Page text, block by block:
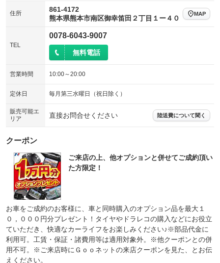
住所
861-4172
熊本県熊本市南区御幸笛田２丁目１ー４０
MAP
TEL
0078-6043-9007
無料電話
営業時間 10:00～20:00
定休日 毎月第三水曜日（祝日除く）
販売可能エ
リア
直接お問合せください 陸送費について聞く
クーポン
ご来店の上、他オプションと併せてご成約頂い
た方限定！
お車をご成約のお客様に、車と同時購入のオプション品を最大１
０，０００円分プレゼント！タイヤやドラレコの購入などにお役立
ていただき、快適なカーライフをお楽しみください♪※部品代金に
利用可。工賃・保証・諸費用等は適用対象外。※他クーポンとの併
用不可。※ご来店時にＧｏｏネットの来店クーポンを見た、とお伝
えください。